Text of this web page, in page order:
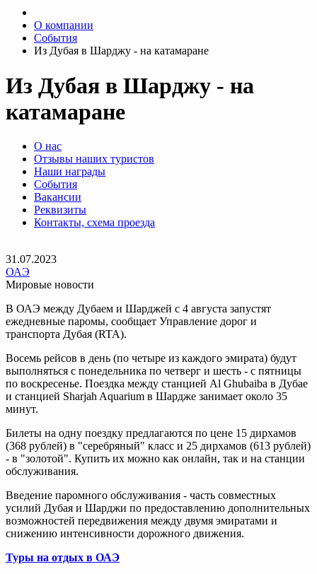
О компании
События
Из Дубая в Шарджу - на катамаране
Из Дубая в Шарджу - на
катамаране
О нас
Отзывы наших туристов
Наши награды
События
Вакансии
Реквизиты
Контакты, схема проезда
31.07.2023
ОАЭ
Мировые новости
В ОАЭ между Дубаем и Шарджей с 4 августа запустят
ежедневные паромы, сообщает Управление дорог и
транспорта Дубая (RTA).
Восемь рейсов в день (по четыре из каждого эмирата) будут
выполняться с понедельника по четверг и шесть - с пятницы
по воскресенье. Поездка между станцией Al Ghubaiba в Дубае
и станцией Sharjah Aquarium в Шардже занимает около 35
минут.
Билеты на одну поездку предлагаются по цене 15 дирхамов
(368 рублей) в "серебряный" класс и 25 дирхамов (613 рублей)
- в "золотой". Купить их можно как онлайн, так и на станции
обслуживания.
Введение паромного обслуживания - часть совместных
усилий Дубая и Шарджи по предоставлению дополнительных
возможностей передвижения между двумя эмиратами и
снижению интенсивности дорожного движения.
Туры на отдых в ОАЭ